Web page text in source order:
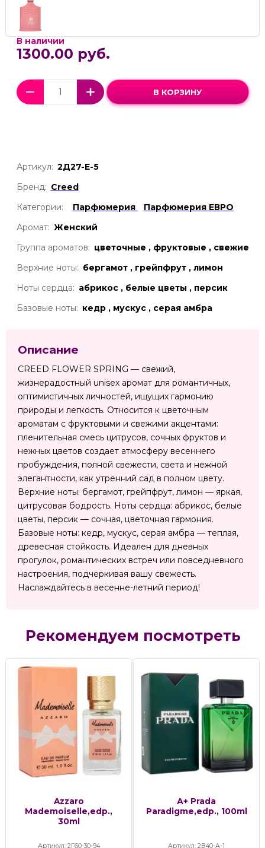
В наличии
1300.00 руб.
В КОРЗИНУ
Артикул: 2Д27-Е-5
Бренд: Creed
Категории:
Парфюмерия
Парфюмерия ЕВРО
Аромат: Женский
Группа ароматов: цветочные , фруктовые , свежие
Верхние ноты: бергамот , грейпфрут , лимон
Ноты сердца: абрикос , белые цветы , персик
Базовые ноты: кедр , мускус , серая амбра
Описание
CREED FLOWER SPRING — свежий,
жизнерадостный unisex аромат для романтичных,
оптимистичных личностей, ищущих гармонию
природы и легкость. Относится к цветочным
ароматам с фруктовыми и свежими акцентами:
пленительная смесь цитрусов, сочных фруктов и
нежных цветов создает атмосферу весеннего
пробуждения, полной свежести, света и нежной
элегантности, как утренний сад в полном цвету.
Верхние ноты: бергамот, грейпфрут, лимон — яркая,
цитрусовая бодрость. Ноты сердца: абрикос, белые
цветы, персик — сочная, цветочная гармония.
Базовые ноты: кедр, мускус, серая амбра — теплая,
древесная стойкость. Идеален для дневных
прогулок, романтических встреч или повседневного
настроения, подчеркивая вашу свежесть.
Наслаждайтесь в весенне-летний период!
Рекомендуем посмотреть
Azzaro
Mademoiselle,edp.,
30ml
Артикул: 2Г60-30-94
А+ Prada
Paradigme,edp., 100ml
Артикул: 2В40-А-1